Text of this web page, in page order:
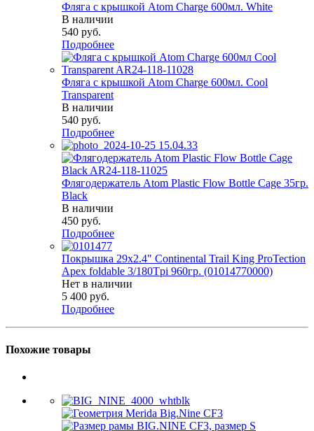
Фляга с крышкой Atom Charge 600мл. White
В наличии
540 руб.
Подробнее
Фляга с крышкой Atom Charge 600мл. Cool
Transparent
В наличии
540 руб.
Подробнее
Флягодержатель Atom Plastic Flow Bottle Cage 35гр.
Black
В наличии
450 руб.
Подробнее
Покрышка 29x2.4" Continental Trail King ProTection
Apex foldable 3/180Tpi 960гр. (01014770000)
Нет в наличии
5 400 руб.
Подробнее
Похожие товары